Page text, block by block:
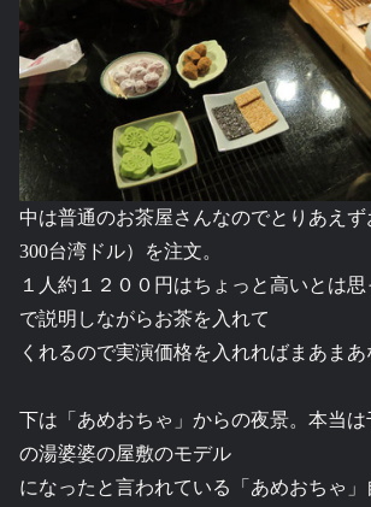
中は普通のお茶屋さんなのでとりあえず
300台湾ドル）を注文。
１人約１２００円はちょっと高いとは
で説明しながらお茶を入れて
くれるので実演価格を入れればまあまあ
下は「あめおちゃ」からの夜景。本当
の湯婆婆の屋敷のモデル
になったと言われている「あめおちゃ」